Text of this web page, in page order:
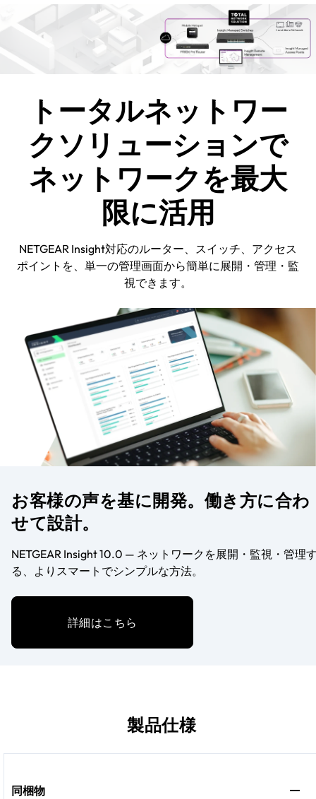
トータルネットワー
クソリューションで
ネットワークを最大
限に活用
NETGEAR Insight対応のルーター、スイッチ、アクセス
ポイントを、単一の管理画面から簡単に展開・管理・監
視できます。
お客様の声を基に開発。働き方に合わ
せて設計。
NETGEAR Insight 10.0 — ネットワークを展開・監視・管理
る、よりスマートでシンプルな方法。
詳細はこちら
製品仕様
同梱物